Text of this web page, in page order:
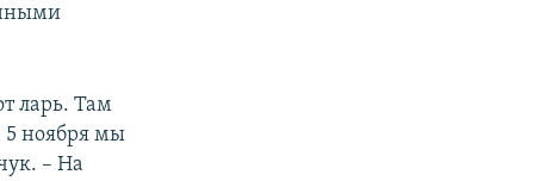
ларь. Там
5 ноября мы
– На